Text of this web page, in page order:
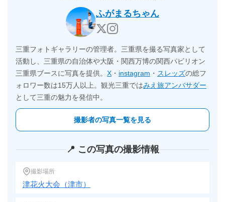
ふがまるちゃん
三重フォトギャラリーの管理者。三重県を撮る写真家として
活動し、三重県の自治体や大阪・関西万博の関西パビリオン
三重県ブースに写真を提供。 X ・ instagram ・ スレッズの総フ
ォロワー数は15万人以上。観光三重ではみえ旅アンバサダー
として三重の魅力を発信中。
撮影者の写真一覧を見る
📍 この写真の撮影情報
撮影場所
津花火大会（津市）